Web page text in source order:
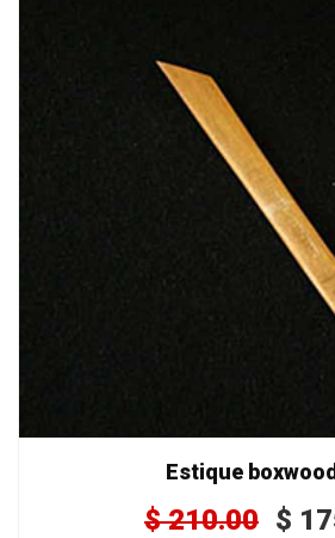
Estique
$210.00 $